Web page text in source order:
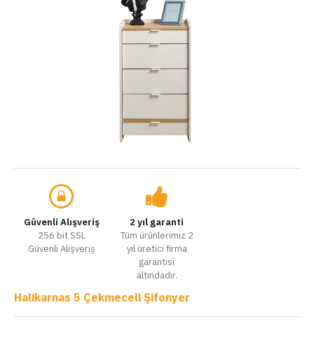
Güvenli Alışveriş
256 bit SSL
Güvenli Alışveriş
2 yıl garanti
Tüm ürünlerimiz 2
yıl üretici firma
garantisi
altındadır.
Halikarnas 5 Çekmeceli Şifonyer